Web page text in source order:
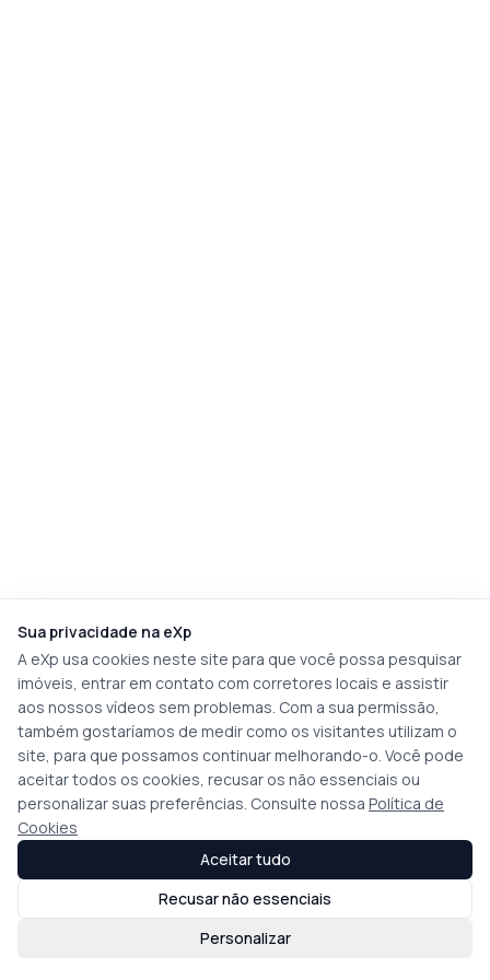
Sua privacidade na eXp
A eXp usa cookies neste site para que você possa pesquisar
imóveis, entrar em contato com corretores locais e assistir
aos nossos vídeos sem problemas. Com a sua permissão,
também gostaríamos de medir como os visitantes utilizam o
site, para que possamos continuar melhorando-o. Você pode
aceitar todos os cookies, recusar os não essenciais ou
personalizar suas preferências. Consulte nossa Política de
Cookies
Personalizar
Recusar não essenciais
Aceitar tudo